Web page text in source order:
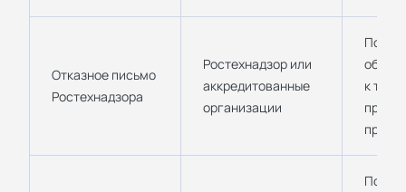
Отказное письмо
Ростехнадзора
Ростехнадзор или
аккредитованные
организации
к